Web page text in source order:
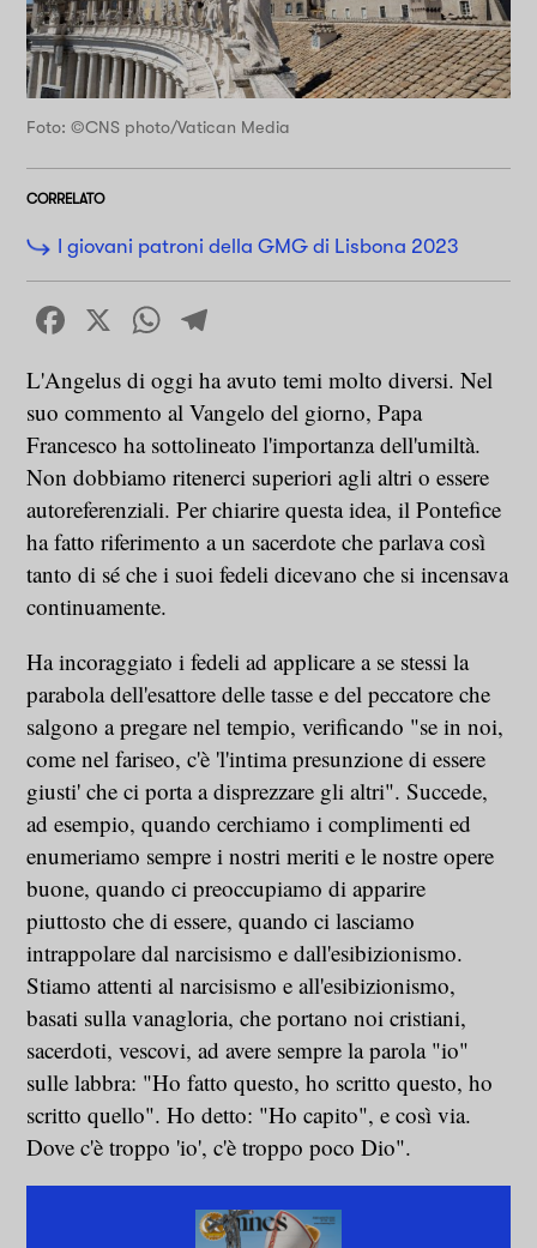
Foto: ©CNS photo/Vatican Media
CORRELATO
I giovani patroni della GMG di Lisbona 2023
Facebook
X WhatsApp
L'Angelus di oggi ha avuto temi molto diversi. Nel
suo commento al Vangelo del giorno, Papa
Francesco ha sottolineato l'importanza dell'umiltà.
Non dobbiamo ritenerci superiori agli altri o essere
autoreferenziali. Per chiarire questa idea, il Pontefice
ha fatto riferimento a un sacerdote che parlava così
tanto di sé che i suoi fedeli dicevano che si incensava
continuamente.
Ha incoraggiato i fedeli ad applicare a se stessi la
parabola dell'esattore delle tasse e del peccatore che
salgono a pregare nel tempio, verificando "se in noi,
come nel fariseo, c'è 'l'intima presunzione di essere
giusti' che ci porta a disprezzare gli altri". Succede,
ad esempio, quando cerchiamo i complimenti ed
enumeriamo sempre i nostri meriti e le nostre opere
buone, quando ci preoccupiamo di apparire
piuttosto che di essere, quando ci lasciamo
intrappolare dal narcisismo e dall'esibizionismo.
Stiamo attenti al narcisismo e all'esibizionismo,
basati sulla vanagloria, che portano noi cristiani,
sacerdoti, vescovi, ad avere sempre la parola "io"
sulle labbra: "Ho fatto questo, ho scritto questo, ho
scritto quello". Ho detto: "Ho capito", e così via.
Dove c'è troppo 'io', c'è troppo poco Dio".